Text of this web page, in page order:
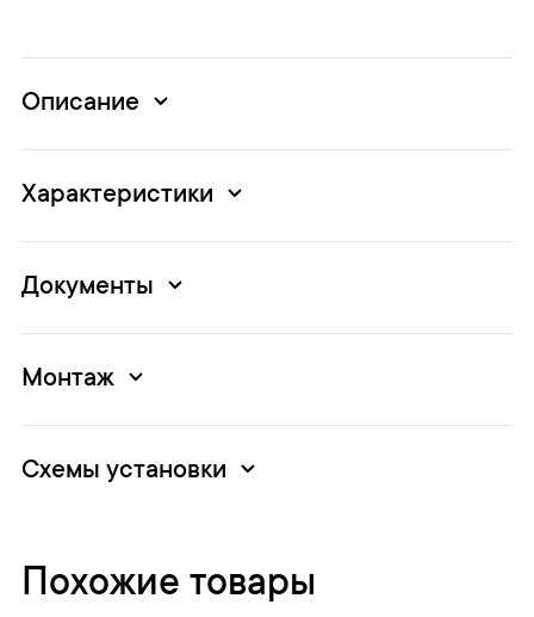
Описание
Характеристики
Документы
Монтаж
Схемы установки
Похожие товары